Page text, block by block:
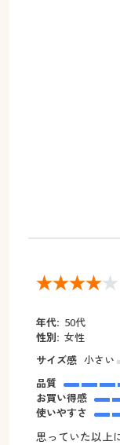
年代: 50代
性別: 女性
サイズ感 小さい
品質
お買い得感
使いやすさ
思っていた以上